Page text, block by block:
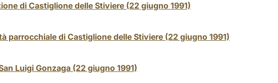
di Castiglione delle Stiviere (22 giugno 1991)
parrocchiale di Castiglione delle Stiviere (22 giugno 1991)
Luigi Gonzaga (22 giugno 1991)